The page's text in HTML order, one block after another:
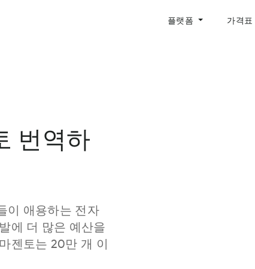
플랫폼 가격표
번역하
이 애용하는 전자
에 더 많은 예산을
젠토는 20만 개 이